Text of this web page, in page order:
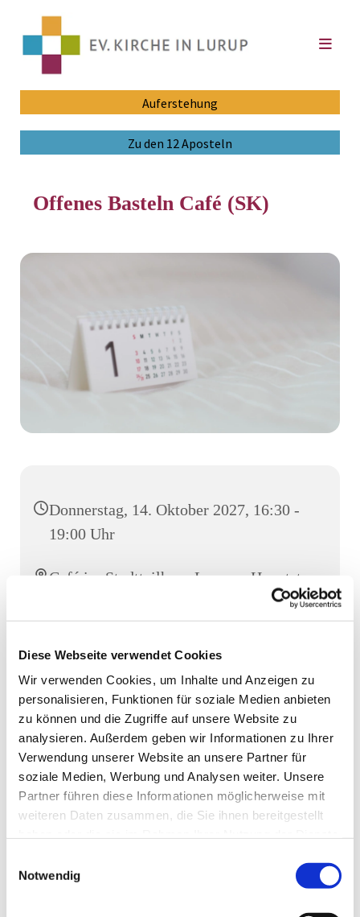
Diese Webseite verwendet Cookies
Wir verwenden Cookies, um Inhalte und Anzeigen zu
personalisieren, Funktionen für soziale Medien anbieten
zu können und die Zugriffe auf unsere Website zu
analysieren. Außerdem geben wir Informationen zu Ihrer
Verwendung unserer Website an unsere Partner für
soziale Medien, Werbung und Analysen weiter. Unsere
Partner führen diese Informationen möglicherweise mit
weiteren Daten zusammen, die Sie ihnen bereitgestellt
Notwendig
Auferstehung
Zu den 12 Aposteln
Offenes Basteln Café (SK)
Donnerstag, 14. Oktober 2027, 16:30 -
19:00 Uhr
Café im Stadtteilhaus Luruper Hauptstr.
155, Luruper Hauptstr. 155, 22547
Hamburg